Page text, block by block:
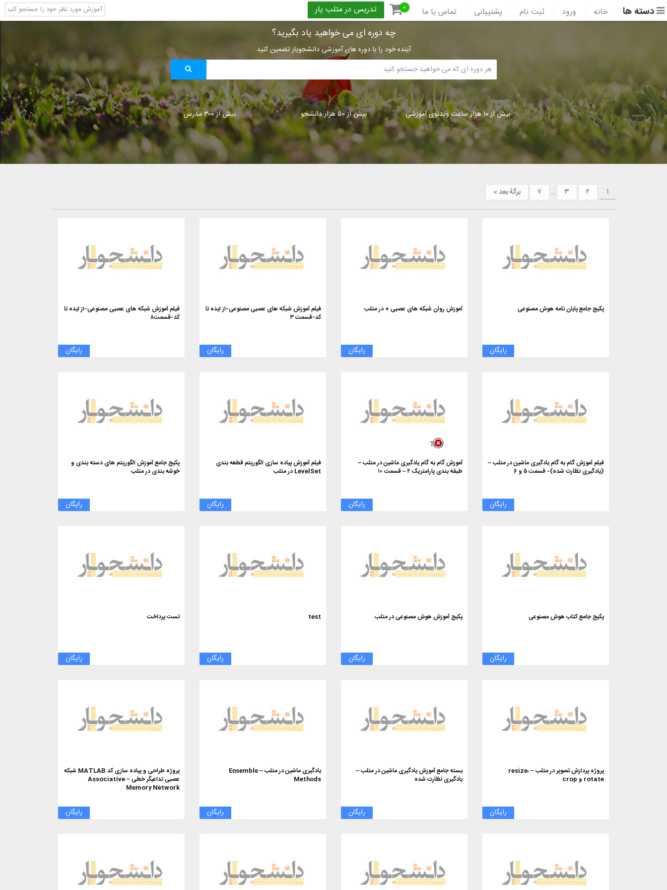
دسته ها خانه ورود ثبت نام پشتیبانی تماس با ما ۰ تدریس در متلب یار
چه دوره ای می خواهید یاد بگیرید؟
آینده خود را با دوره های آموزشی دانشجویار تضمین کنید
بیش از ۱۰ هزار ساعت ویدئوی آموزشی بیش از ۵۰ هزار دانشجو بیش از ۳۰۰ مدرس
۱ ۲ ۳ … ۷ برگهٔ بعد »
پکیج جامع پایان نامه هوش مصنوعی
رایگان
آموزش روان شبکه های عصبی + در متلب
رایگان
فیلم آموزش شبکه های عصبی مصنوعی-از ایده تا
کد-قسمت ۳
رایگان
فیلم آموزش شبکه های عصبی مصنوعی-از ایده تا
کد-قسمت۸
رایگان
فیلم آموزش گام به گام یادگیری ماشین در متلب –
(یادگیری نظارت شده)- قسمت ۵ و ۶
رایگان
آموزش گام به گام یادگیری ماشین در متلب –
طبقه بندی پارامتریک ۲ – قسمت ۱۰
رایگان
فیلم آموزش پیاده سازی الگوریتم قطعه بندی
LevelSet در متلب
رایگان
پکیج جامع آموزش الگوریتم های دسته بندی و
خوشه بندی در متلب
رایگان
پکیج جامع کتاب هوش مصنوعی
رایگان
پکیج آموزش هوش مصنوعی در متلب
رایگان
test
رایگان
تست پرداخت
رایگان
پروژه پردازش تصویر در متلب – resize،
rotate و crop
رایگان
بسته جامع آموزش یادگیری ماشین در متلب –
یادگیری نظارت شده
رایگان
یادگیری ماشین در متلب – Ensemble
Methods
رایگان
پروژه طراحی و پیاده سازی کد MATLAB شبکه‌
عصبی تداعیگر خطی – Associative
Memory Network
رایگان
Title